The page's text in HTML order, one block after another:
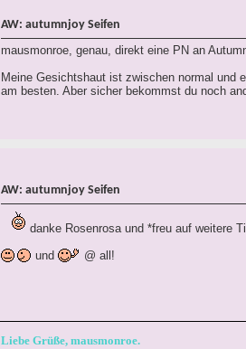
AW: autumnjoy Seifen
mausmonroe, genau, direkt eine PN an
Meine Gesichtshaut ist zwischen normal und
am besten. Aber sicher bekommst du noch
AW: autumnjoy Seifen
danke Rosenrosa und *freu auf weitere
und
@ all!
Liebe Grüße, mausmonroe.